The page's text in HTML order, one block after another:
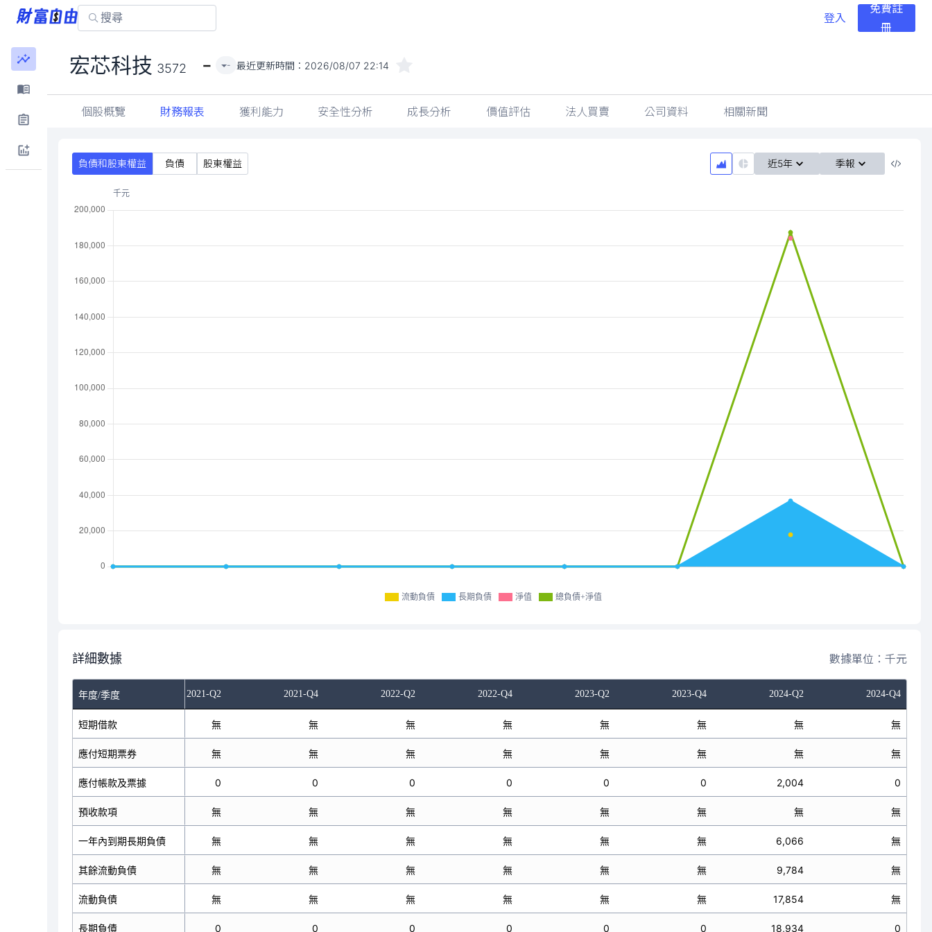
登入
免費註
冊
宏芯科技 3572 - - 最近更新時間： 2026/08/07 22:14
個股概覽 財務報表 獲利能力 安全性分析 成長分析 價值評估 法人買賣 公司資料 相關新聞
負債和股東權益 負債 股東權益 近5年 季報
流動負債 長期負債 淨值 總負債+淨值
詳細數據 數據單位：千元
年度/季度 2021-Q2 2021-Q4 2022-Q2 2022-Q4 2023-Q2 2023-Q4 2024-Q2 2024-Q4
短期借款
應付短期票券
應付帳款及票據
預收款項
一年內到期長期負債
其餘流動負債
流動負債
長期負債
無 無 無 無 無 無 無 無
無 無 無 無 無 無 無 無
0 0 0 0 0 0 2,004 0
無 無 無 無 無 無 無 無
無 無 無 無 無 無 6,066 無
無 無 無 無 無 無 9,784 無
無 無 無 無 無 無 17,854 無
0 0 0 0 0 0 18,934 0